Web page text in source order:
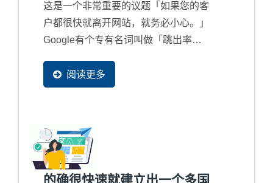
这是一个非常重要的议题「如果您的客
户都很快就离开网站，就务必小心。」
Google有个专有名词叫做「跳出率
站内容有很大的问题了，且跳出率高的
网站，一般搜寻引擎也会对网站进行降
个留不住客户的网站，Google...
阅读更多
的确很快速就建立出一个多国